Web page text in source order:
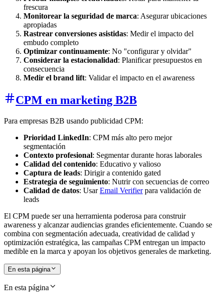
frescura
Monitorear la seguridad de marca: Asegurar ubicaciones
apropiadas
Rastrear conversiones asistidas: Medir el impacto del
embudo completo
Optimizar continuamente: No "configurar y olvidar"
Considerar la estacionalidad: Planificar presupuestos en
consecuencia
Medir el brand lift: Validar el impacto en el awareness
CPM en marketing B2B
Para empresas B2B usando publicidad CPM:
Prioridad LinkedIn: CPM más alto pero mejor
segmentación
Contexto profesional: Segmentar durante horas laborales
Calidad del contenido: Educativo y valioso
Captura de leads: Dirigir a contenido gated
Estrategia de seguimiento: Nutrir con secuencias de correo
Calidad de datos: UsarEmail Verifierpara validación de
leads
El CPM puede ser una herramienta poderosa para construir
awareness y alcanzar audiencias grandes eficientemente. Cuando se
combina con segmentación adecuada, creatividad de calidad y
optimización estratégica, las campañas CPM entregan un impacto
medible en la marca y apoyan los objetivos generales de marketing.
En esta página
En esta página